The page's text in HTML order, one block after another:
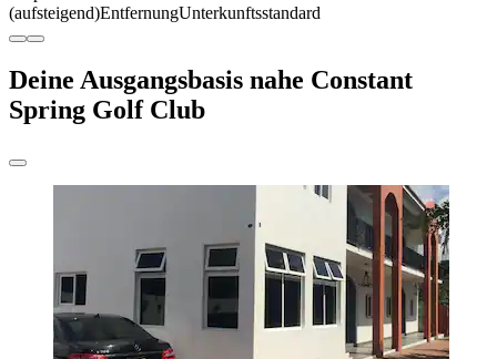
(aufsteigend)EntfernungUnterkunftsstandard
Deine Ausgangsbasis nahe Constant
Spring Golf Club